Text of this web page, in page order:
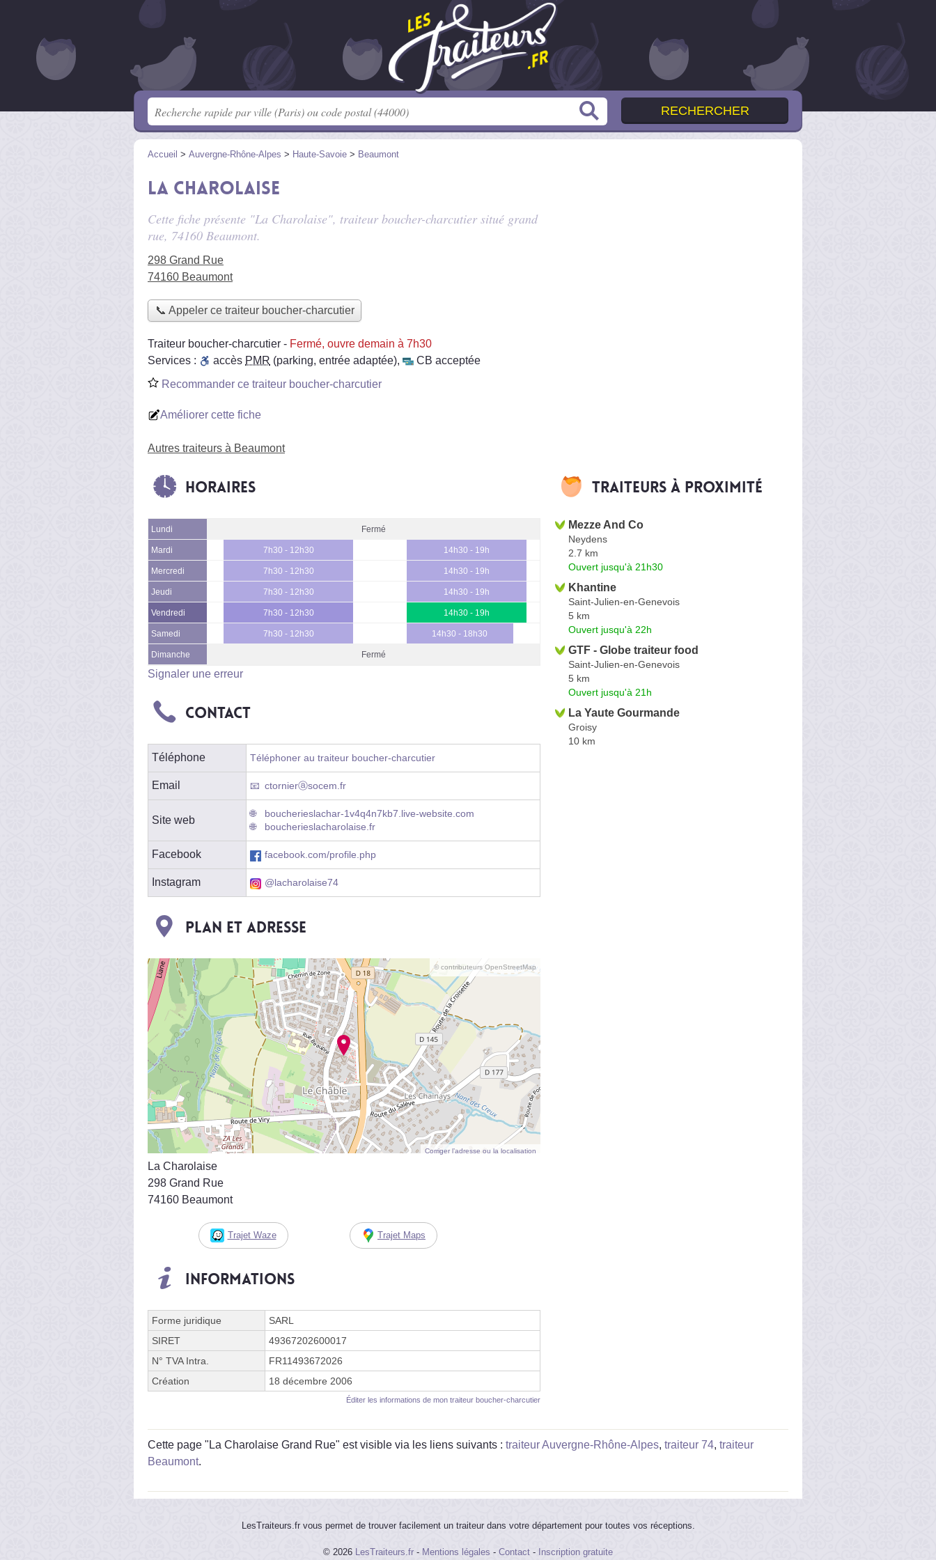
Accueil > Auvergne-Rhône-Alpes > Haute-Savoie > Beaumont
La Charolaise
Cette fiche présente "La Charolaise", traiteur boucher-charcutier situé grand
rue, 74160 Beaumont.
298 Grand Rue
74160 Beaumont
📞 Appeler ce traiteur boucher-charcutier
Traiteur boucher-charcutier - Fermé, ouvre demain à 7h30
Services :
accès PMR (parking, entrée adaptée),
CB acceptée
Recommander ce traiteur boucher-charcutier
Améliorer cette fiche
Autres traiteurs à Beaumont
Horaires
Lundi Fermé
Mardi 7h30 - 12h30 14h30 - 19h
Mercredi 7h30 - 12h30 14h30 - 19h
Jeudi 7h30 - 12h30 14h30 - 19h
Vendredi 7h30 - 12h30 14h30 - 19h
Samedi 7h30 - 12h30 14h30 - 18h30
Dimanche Fermé
Signaler une erreur
Contact
Téléphone Téléphoner au traiteur boucher-charcutier
Email ctornierⓐsocem.fr
Site web
boucherieslachar-1v4q4n7kb7.live-website.com
boucherieslacharolaise.fr
Facebook facebook.com/profile.php
Instagram @lacharolaise74
Plan et adresse
© contributeurs OpenStreetMap
Corriger l’adresse ou la localisation
La Charolaise
298 Grand Rue
74160 Beaumont
Trajet Waze Trajet Maps
Informations
Forme juridique
SARL
SIRET
49367202600017
N° TVA Intra.
FR11493672026
Création
18 décembre 2006
Éditer les informations de mon traiteur boucher-charcutier
Traiteurs à proximité
Mezze And Co
Neydens
2.7 km
Ouvert jusqu'à 21h30
Khantine
Saint-Julien-en-Genevois
5 km
Ouvert jusqu'à 22h
GTF - Globe traiteur food
Saint-Julien-en-Genevois
5 km
Ouvert jusqu'à 21h
La Yaute Gourmande
Groisy
10 km
Cette page "La Charolaise Grand Rue" est visible via les liens suivants : traiteur Auvergne-Rhône-Alpes, traiteur 74, traiteur
Beaumont.
LesTraiteurs.fr vous permet de trouver facilement un traiteur dans votre département pour toutes vos réceptions.
© 2026 LesTraiteurs.fr - Mentions légales - Contact - Inscription gratuite